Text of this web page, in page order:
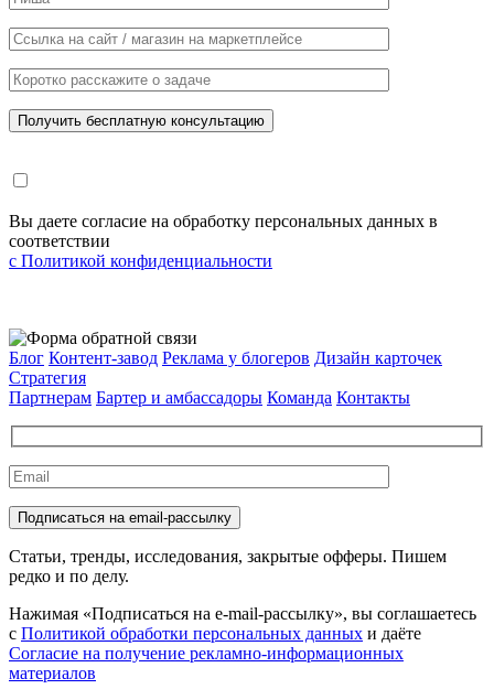
Вы даете согласие на обработку персональных данных в
соответствии
с Политикой конфиденциальности
Блог Контент-завод Реклама у блогеров Дизайн карточек
Стратегия
Партнерам Бартер и амбассадоры Команда Контакты
Статьи, тренды, исследования, закрытые офферы. Пишем
редко и по делу.
Нажимая «Подписаться на e-mail-рассылку», вы соглашаетесь
с Политикой обработки персональных данных и даёте
Согласие на получение рекламно-информационных
материалов